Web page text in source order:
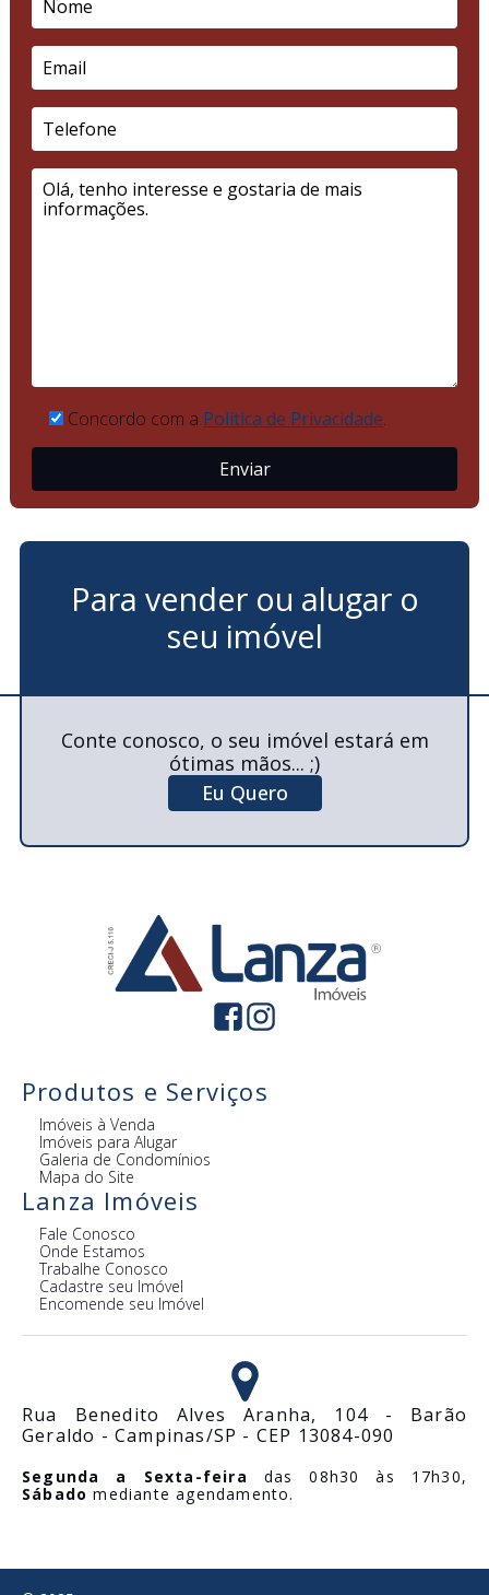
Concordo com a Política de Privacidade.
Para vender ou alugar o
seu imóvel
Conte conosco, o seu imóvel estará em
ótimas mãos... ;)
Eu Quero
Produtos e Serviços
Imóveis à Venda
Imóveis para Alugar
Galeria de Condomínios
Mapa do Site
Lanza Imóveis
Fale Conosco
Onde Estamos
Trabalhe Conosco
Cadastre seu Imóvel
Encomende seu Imóvel
Rua Benedito Alves Aranha, 104 - Barão
Geraldo - Campinas/SP - CEP 13084-090
Segunda a Sexta-feira das 08h30 às 17h30,
Sábado mediante agendamento.